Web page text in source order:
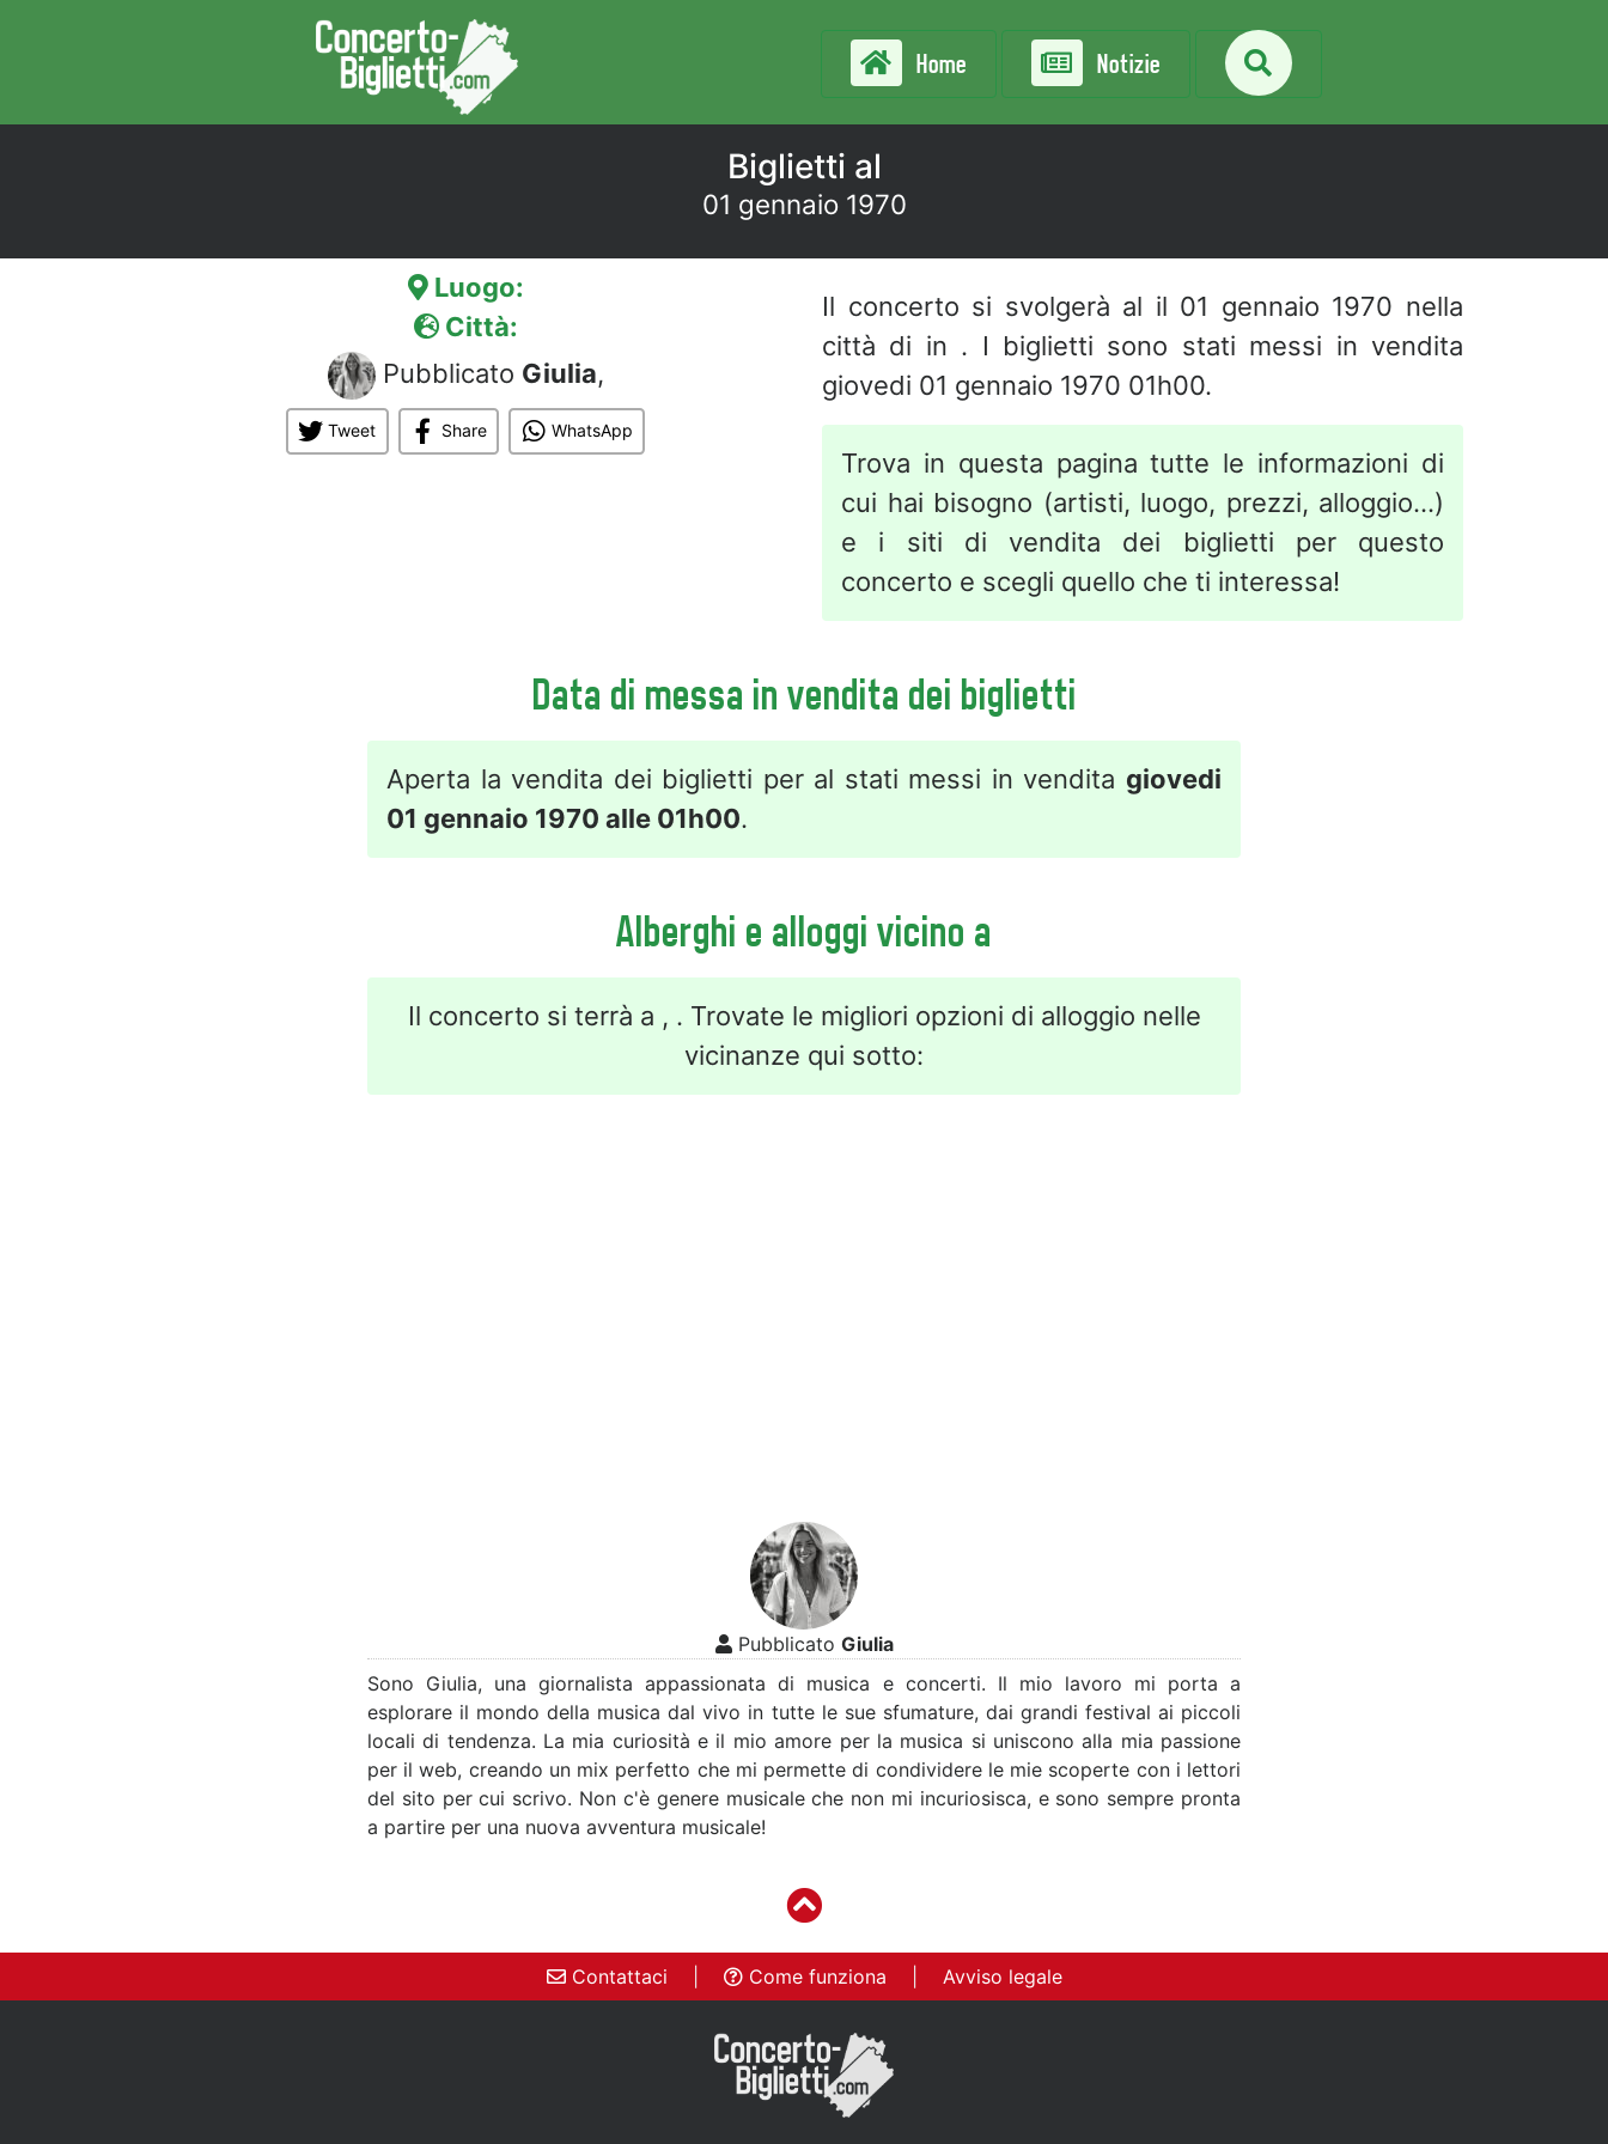
Home Notizie
Biglietti al
01 gennaio 1970
Luogo:
Città:
Pubblicato Giulia,
Tweet Share WhatsApp
Il concerto si svolgerà al il 01 gennaio 1970 nella
città di in . I biglietti sono stati messi in vendita
giovedi 01 gennaio 1970 01h00.
Trova in questa pagina tutte le informazioni di
cui hai bisogno (artisti, luogo, prezzi, alloggio...)
e i siti di vendita dei biglietti per questo
concerto e scegli quello che ti interessa!
Data di messa in vendita dei biglietti
Aperta la vendita dei biglietti per al stati messi in vendita giovedi
01 gennaio 1970 alle 01h00.
Alberghi e alloggi vicino a
Il concerto si terrà a , . Trovate le migliori opzioni di alloggio nelle
vicinanze qui sotto:
Pubblicato Giulia
Sono Giulia, una giornalista appassionata di musica e concerti. Il mio lavoro mi porta a
esplorare il mondo della musica dal vivo in tutte le sue sfumature, dai grandi festival ai piccoli
locali di tendenza. La mia curiosità e il mio amore per la musica si uniscono alla mia passione
per il web, creando un mix perfetto che mi permette di condividere le mie scoperte con i lettori
del sito per cui scrivo. Non c'è genere musicale che non mi incuriosisca, e sono sempre pronta
a partire per una nuova avventura musicale!
Contattaci Come funziona Avviso legale